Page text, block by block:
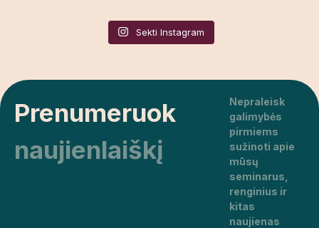
Sekti Instagram
Prenumeruok
naujienlaiškį
Nepraleisk
galimybės
pirmiems
sužinoti apie
mūsų
seminarus,
renginius ir
kitas
naujienas